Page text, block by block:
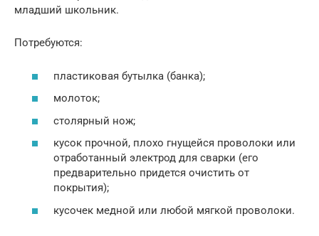
младший школьник.
Потребуются:
пластиковая бутылка (банка);
молоток;
столярный нож;
кусок прочной, плохо гнущейся проволоки или
отработанный электрод для сварки (его
предварительно придется очистить от
покрытия);
кусочек медной или любой мягкой проволоки.